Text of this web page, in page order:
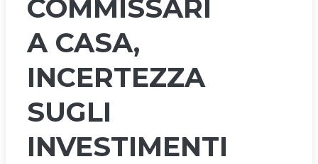
COMMISSARI
A CASA,
INCERTEZZA
SUGLI
INVESTIMENTI